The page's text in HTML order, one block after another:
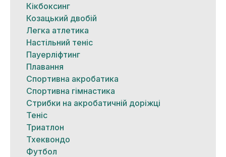
Кікбоксинг
Козацький двобій
Легка атлетика
Настільний теніс
Пауерліфтинг
Плавання
Спортивна акробатика
Спортивна гімнастика
Стрибки на акробатичній доріжці
Теніс
Триатлон
Тхеквондо
Футбол